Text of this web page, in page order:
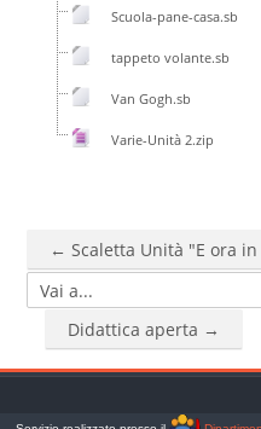
Scuola-pane-casa.sb
tappeto volante.sb
Van Gogh.sb
Varie-Unità 2.zip
← Scaletta Unità "E ora in
Vai a...
Didattica aperta →